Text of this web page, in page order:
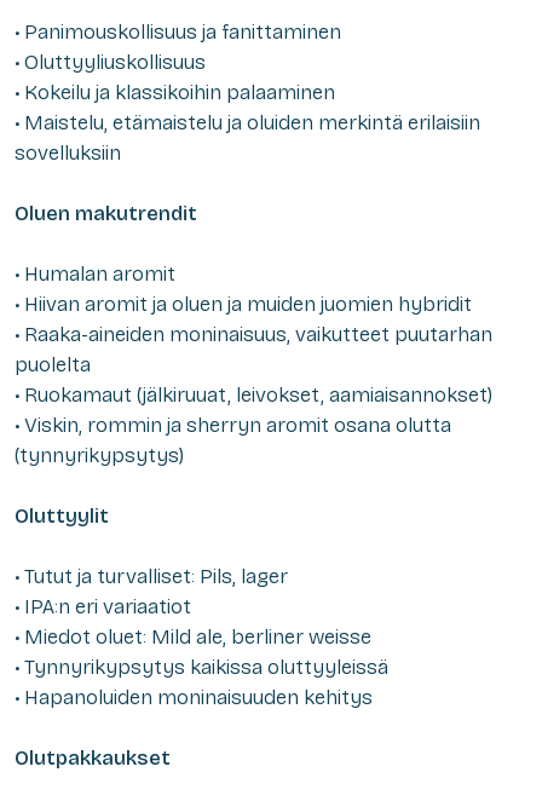
• Panimouskollisuus ja fanittaminen
• Oluttyyliuskollisuus
• Kokeilu ja klassikoihin palaaminen
• Maistelu, etämaistelu ja oluiden merkintä erilaisiin
sovelluksiin
Oluen makutrendit
• Humalan aromit
• Hiivan aromit ja oluen ja muiden juomien hybridit
• Raaka-aineiden moninaisuus, vaikutteet puutarhan
puolelta
• Ruokamaut (jälkiruuat, leivokset, aamiaisannokset)
• Viskin, rommin ja sherryn aromit osana olutta
(tynnyrikypsytys)
Oluttyylit
• Tutut ja turvalliset: Pils, lager
• IPA:n eri variaatiot
• Miedot oluet: Mild ale, berliner weisse
• Tynnyrikypsytys kaikissa oluttyyleissä
• Hapanoluiden moninaisuuden kehitys
Olutpakkaukset